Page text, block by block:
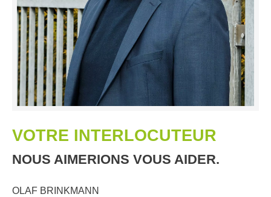
VOTRE INTERLOCUTEUR
NOUS AIMERIONS VOUS AIDER.
OLAF BRINKMANN